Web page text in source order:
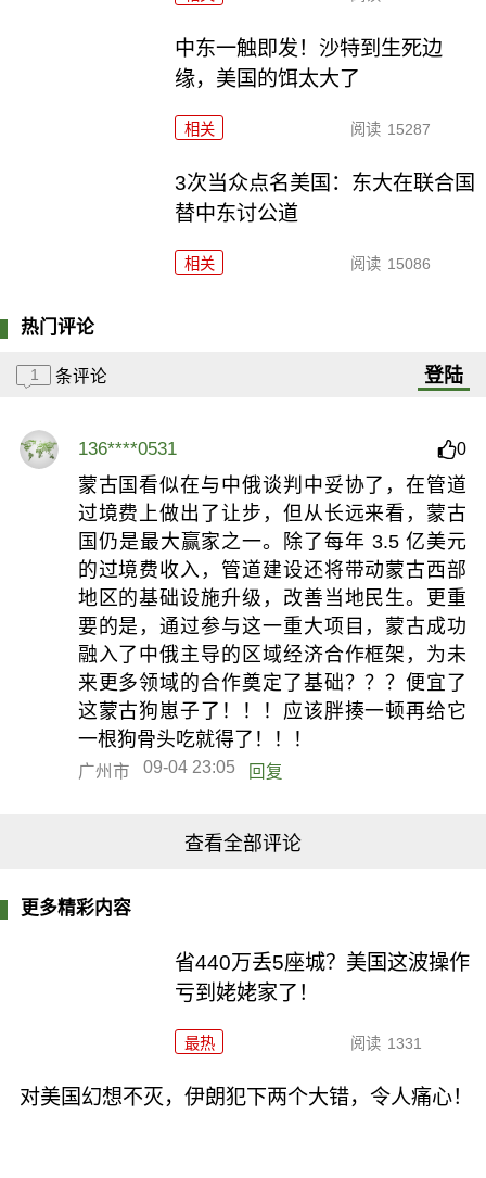
中东一触即发！沙特到生死边
缘，美国的饵太大了
相关 阅读 15287
3次当众点名美国：东大在联合国
替中东讨公道
相关 阅读 15086
热门评论
1 条评论 登陆
136****0531 0
蒙古国看似在与中俄谈判中妥协了，在管道
过境费上做出了让步，但从长远来看，蒙古
国仍是最大赢家之一。除了每年 3.5 亿美元
的过境费收入，管道建设还将带动蒙古西部
地区的基础设施升级，改善当地民生。更重
要的是，通过参与这一重大项目，蒙古成功
融入了中俄主导的区域经济合作框架，为未
来更多领域的合作奠定了基础？？？便宜了
这蒙古狗崽子了！！！应该胖揍一顿再给它
一根狗骨头吃就得了！！！
广州市 09-04 23:05 回复
查看全部评论
更多精彩内容
省440万丢5座城？美国这波操作
亏到姥姥家了！
最热 阅读 1331
对美国幻想不灭，伊朗犯下两个大错，令人痛心！